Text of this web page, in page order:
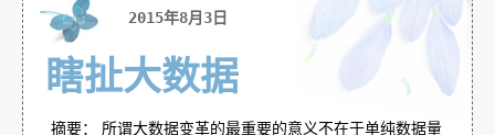
2015年8月3日
瞎扯大数据
摘要： 所谓大数据变革的最重要的意义不在于单纯数据量